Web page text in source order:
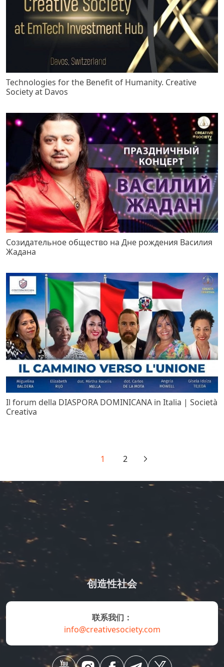
Technologies for the Benefit of Humanity. Creative
Society at Davos
Созидательное общество на Дне рождения Василия
Жадана
Il forum della DIASPORA DOMINICANA in Italia | Società
Creativa
1 2
创造性社会
联系我们：
info@creativesociety.com